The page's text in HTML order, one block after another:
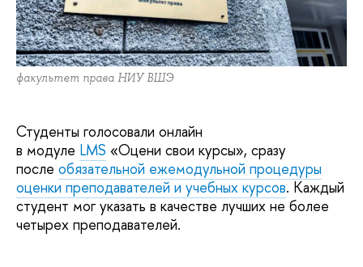
факультет права НИУ ВШЭ
Студенты голосовали онлайн
в модуле LMS «Оцени свои курсы», сразу
после обязательной ежемодульной процедуры
оценки преподавателей и учебных курсов. Каждый
студент мог указать в качестве лучших не более
четырех преподавателей.